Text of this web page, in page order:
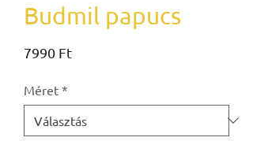
Budmil papucs
7990 FtÁr
Méret *